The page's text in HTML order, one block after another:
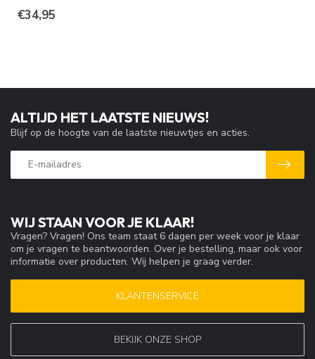
€34,95
WIJ STAAN VOOR JE KLAAR!
Vragen? Vragen! Ons team staat 6 dagen per week voor je klaar
om je vragen te beantwoorden. Over je bestelling, maar ook voor
informatie over producten. Wij helpen je graag verder.
KLANTENSERVICE
BEKIJK ONZE SHOP
ALTIJD HET LAATSTE NIEUWS!
Blijf op de hoogte van de laatste nieuwtjes en acties.